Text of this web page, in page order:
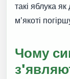
такі яблука
м'якоті
Чому